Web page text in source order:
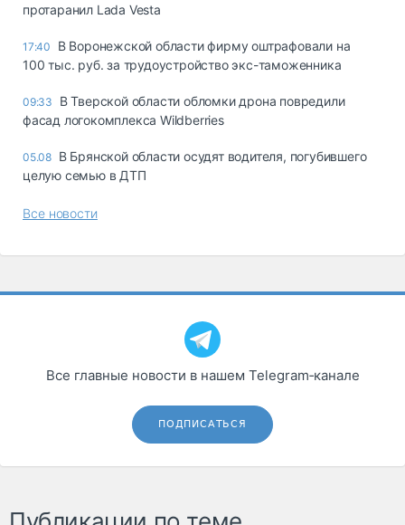
протаранил Lada Vesta
17:40
В Воронежской области фирму оштрафовали на
100 тыс. руб. за трудоустройство экс-таможенника
09:33
В Тверской области обломки дрона повредили
фасад логокомплекса Wildberries
05.08 В Брянской области осудят водителя, погубившего
целую семью в ДТП
Все новости
Все главные новости в нашем Telegram‑канале
ПОДПИСАТЬСЯ